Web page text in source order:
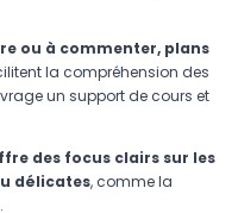
ou à commenter, plans
la compréhension des
un support de cours et
des focus clairs sur les
délicates, comme la